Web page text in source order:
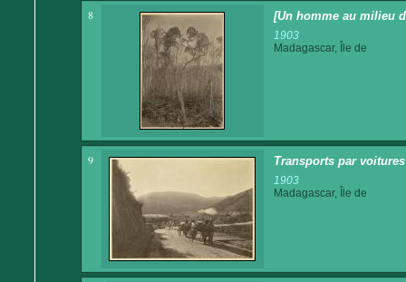
8 [Un homme au milieu
1903
Madagascar, Île de
9 Transports par
1903
Madagascar, Île de